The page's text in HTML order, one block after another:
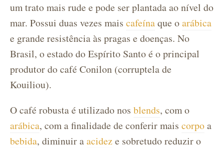
um trato mais rude e pode ser plantada ao nível do
mar. Possui duas vezes mais cafeínaque oarábica
e grande resistência às pragas e doenças. No
Brasil, o estado do Espírito Santo é o principal
produtor do café Conilon (corruptela de
Kouiliou).
O café robusta é utilizado nos blends, com o
arábica, com a finalidade de conferir mais corpoa
bebida, diminuir aacideze sobretudo reduzir o